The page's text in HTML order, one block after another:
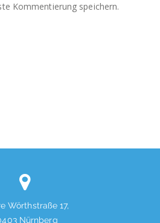
Kommentierung speichern.
Wörthstraße 17,
Nürnberg